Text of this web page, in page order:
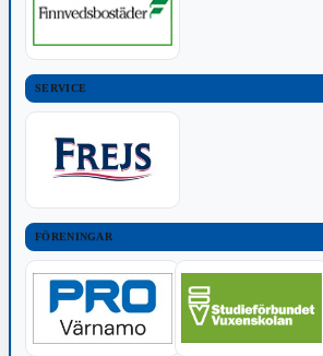
SERVICE
FÖRENINGAR